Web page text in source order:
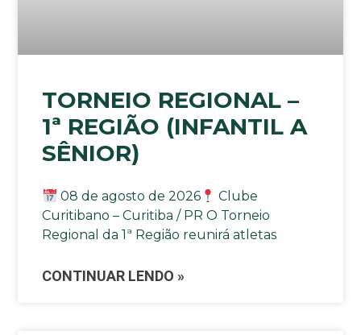
TORNEIO REGIONAL –
1ª REGIÃO (INFANTIL A
SÊNIOR)
08 de agosto de 2026
Clube
Curitibano – Curitiba / PR O Torneio
Regional da 1ª Região reunirá atletas
CONTINUAR LENDO »